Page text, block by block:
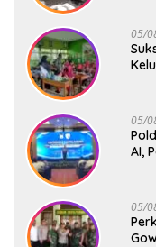
05/
05/
AI,
05/